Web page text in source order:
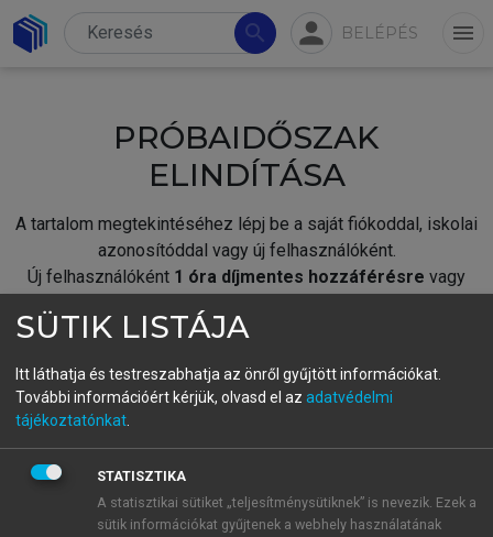
search person BELÉPÉS menu
PRÓBAIDŐSZAK
ELINDÍTÁSA
A tartalom megtekintéséhez lépj be a saját fiókoddal, iskolai
azonosítóddal vagy új felhasználóként.
Új felhasználóként 1 óra díjmentes hozzáférésre vagy
fiókoddal,vagy hozz létre új fiókot.
A regisztráció után apróbaidőszakautomatikusan
BELÉPÉS SAJÁT FIÓKKAL
SÜTIK LISTÁJA
Itt láthatja és testreszabhatja az önről gyűjtött információkat.
További információért kérjük, olvasd el az adatvédelmi
tájékoztatónkat
STATISZTIKA
A statisztikai sütiket „teljesítménysütiknek” is nevezik. Ezek a
sütik információkat gyűjtenek a webhely használatának